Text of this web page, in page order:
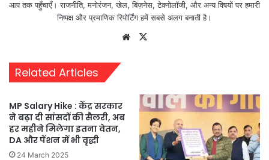
आप तक पहुँचाएँ। राजनीति, मनोरंजन, खेल, बिज़नेस, टेक्नोलॉजी, और अन्य विषयों पर हमारी
निष्पक्ष और प्रमाणिक रिपोर्टिंग हमें सबसे अलग बनाती है।
Website
Related Articles
MP Salary Hike : केंद्र सरकार
ने बढ़ा दी सांसदों की सैलरी, अब
हर महीने मिलेगा इतना वेतन,
DA और पेंशन में भी वृद्धी
24 March 2025